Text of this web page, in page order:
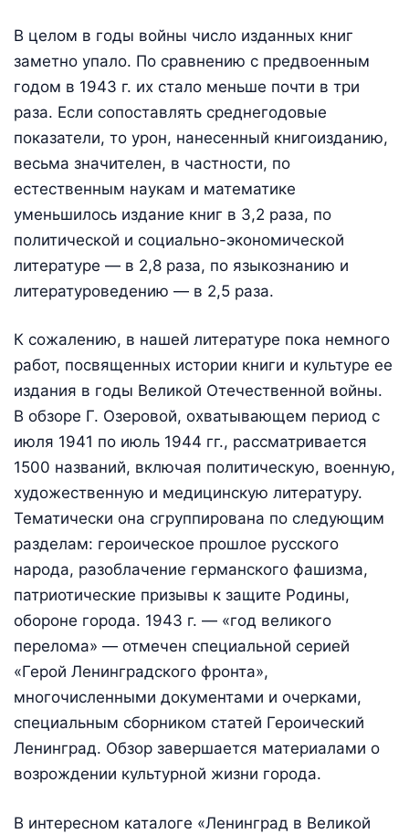
В целом в годы войны число изданных книг
заметно упало. По сравнению с предвоенным
годом в 1943 г. их стало меньше почти в три
раза. Если сопоставлять среднегодовые
показатели, то урон, нанесенный книгоизданию,
весьма значителен, в частности, по
естественным наукам и математике
уменьшилось издание книг в 3,2 раза, по
политической и социально-экономической
литературе — в 2,8 раза, по языкознанию и
литературоведению — в 2,5 раза.
К сожалению, в нашей литературе пока немного
работ, посвященных истории книги и культуре ее
издания в годы Великой Отечественной войны.
В обзоре Г. Озеровой, охватывающем период с
июля 1941 по июль 1944 гг., рассматривается
1500 названий, включая политическую, военную,
художественную и медицинскую литературу.
Тематически она сгруппирована по следующим
разделам: героическое прошлое русского
народа, разоблачение германского фашизма,
патриотические призывы к защите Родины,
обороне города. 1943 г. — «год великого
перелома» — отмечен специальной серией
«Герой Ленинградского фронта»,
многочисленными документами и очерками,
специальным сборником статей Героический
Ленинград. Обзор завершается материалами о
возрождении культурной жизни города.
В интересном каталоге «Ленинград в Великой